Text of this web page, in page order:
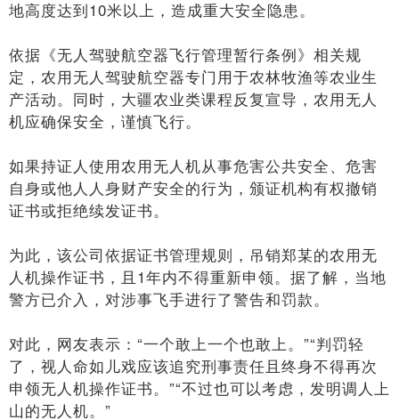
地高度达到10米以上，造成重大安全隐患。
依据《无人驾驶航空器飞行管理暂行条例》相关规
定，农用无人驾驶航空器专门用于农林牧渔等农业生
产活动。同时，大疆农业类课程反复宣导，农用无人
机应确保安全，谨慎飞行。
如果持证人使用农用无人机从事危害公共安全、危害
自身或他人人身财产安全的行为，颁证机构有权撤销
证书或拒绝续发证书。
为此，该公司依据证书管理规则，吊销郑某的农用无
人机操作证书，且1年内不得重新申领。据了解，当地
警方已介入，对涉事飞手进行了警告和罚款。
对此，网友表示：“一个敢上一个也敢上。”“判罚轻
了，视人命如儿戏应该追究刑事责任且终身不得再次
申领无人机操作证书。”“不过也可以考虑，发明调人上
山的无人机。”